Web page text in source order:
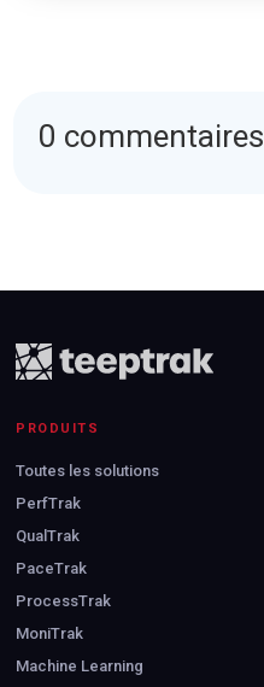
0 commentaires
PRODUITS
Toutes les solutions
PerfTrak
QualTrak
PaceTrak
ProcessTrak
MoniTrak
Machine Learning